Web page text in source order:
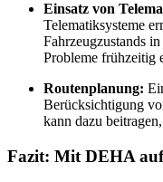
Einsatz von
Telematiksysteme
Fahrzeugzustands
Probleme frühzeitig
Routenplanung:
Berücksichtigung
kann dazu
Fazit: Mit DEHA auf